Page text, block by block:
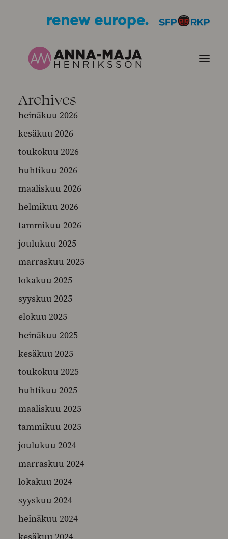
JULKAISUT
POLITIIKKANI
HENKILÖKUVA
YHTEYSTIEDOT
KUVIA
SEARCH
Archives
heinäkuu 2026
kesäkuu 2026
toukokuu 2026
huhtikuu 2026
maaliskuu 2026
helmikuu 2026
tammikuu 2026
joulukuu 2025
marraskuu 2025
lokakuu 2025
syyskuu 2025
elokuu 2025
heinäkuu 2025
kesäkuu 2025
toukokuu 2025
huhtikuu 2025
maaliskuu 2025
tammikuu 2025
joulukuu 2024
marraskuu 2024
lokakuu 2024
syyskuu 2024
heinäkuu 2024